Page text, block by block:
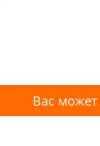
Вас может